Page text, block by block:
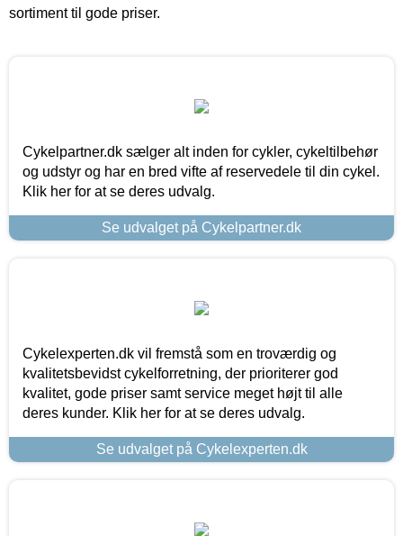
sortiment til gode priser.
Cykelpartner.dk sælger alt inden for cykler, cykeltilbehør
og udstyr og har en bred vifte af reservedele til din cykel.
Klik her for at se deres udvalg.
Se udvalget på Cykelpartner.dk
Cykelexperten.dk vil fremstå som en troværdig og
kvalitetsbevidst cykelforretning, der prioriterer god
kvalitet, gode priser samt service meget højt til alle
deres kunder. Klik her for at se deres udvalg.
Se udvalget på Cykelexperten.dk